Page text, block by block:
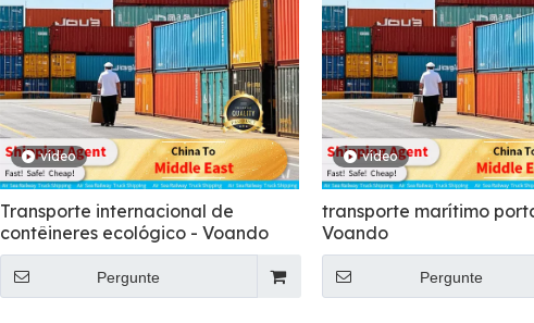
vídeo
Transporte internacional de
contêineres ecológico - Voando
Pergunte
vídeo
transporte marítimo
Voando
Pergunte